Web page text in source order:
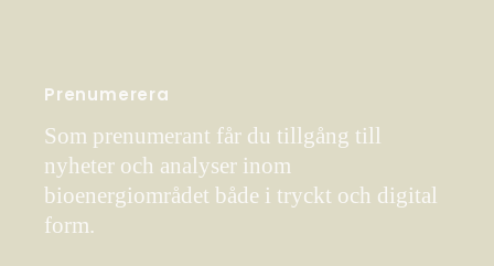
Prenumerera
Som prenumerant får du tillgång till
nyheter och analyser inom
bioenergiområdet både i tryckt och digital
form.